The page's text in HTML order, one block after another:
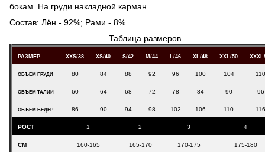
бокам. На груди накладной карман.
Состав: Лён - 92%; Рами - 8%.
Таблица размеров
РАЗМЕР XXS/38 XS/40 S/42 M/44 L/46 XL/48 XXL/50
ОБЪЕМ ГРУДИ 80 84 88 92 96 100 104 110
ОБЪЕМ ТАЛИИ 60 64 68 72 78 84 90 96
ОБЪЕМ БЕДЕР 86 90 94 98 102 106 110 116
РОСТ 1 2 3 4
СМ 160-165 165-170 170-175 175-180